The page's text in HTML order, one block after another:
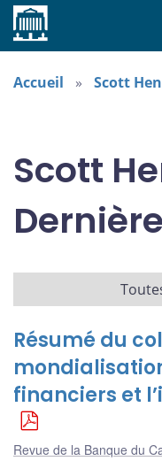
Accueil
Accueil Scott
Scott
Résumé du
financiers et
Revue de la Banque du